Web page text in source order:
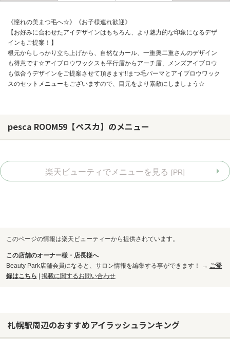
ヘアカタログ
ネイルカタログ
メンズカタログ
《憧れの美まつ毛へ☆》《お子様連れ歓迎》
【お好みに合わせたアイデザインはもちろん、より魅力的な印象になるデザ
インもご提案！】
根元からしっかり立ち上げから、自然なカール、一重奥二重さんのデザイン
も得意です☆アイブロウワックスも平行眉からアーチ眉、メンズアイブロウ
も似合うデザインをご提案させて頂きます!!まつ毛パーマとアイブロウワック
スのセットメニューもございますので、目元をより素敵にしましょう☆
pesca ROOM59【ペスカ】のメニュー
楽天ビューティでメニューを見る [PR]
このページの情報は楽天ビューティーから提供されています。
この店舗のオーナー様・店長様へ
Beauty Park店舗会員になると、サロン情報を編集する事ができます！ → ご登
録はこちら | 掲載に関するお問い合わせ
札幌駅周辺のおすすめアイラッシュランキング